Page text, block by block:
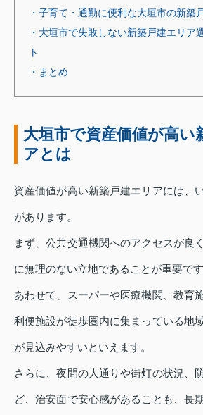
・子育て・通勤に便利な大垣市の新築
・大垣市で失敗しない新築戸建エリア
ト
・まとめ
大垣市で資産価値が高い
アとは
資産価値が高い新築戸建エリアには、
があります。
まず、公共交通機関へのアクセスが良
に無理のない立地であることが重要です
あわせて、スーパーや医療機関、教育
利便施設が徒歩圏内に集まっている地
が見込みやすいといえます。
さらに、夜間の人通りや街灯の状況、
ど、治安面で安心感があることも、長